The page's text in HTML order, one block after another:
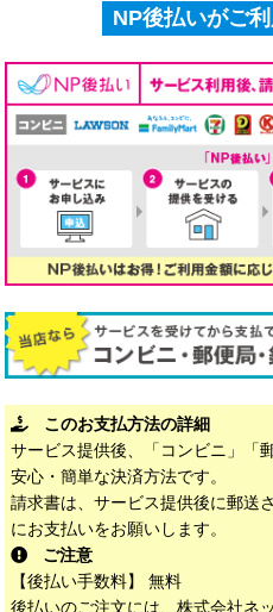
NP後払いがご
このお支払方法の詳細
サービス提供後、「コンビニ」「
安心・簡単な決済方法です。
請求書は、サービス提供後に郵送
にお支払いをお願いします。
ご注意
【後払い手数料】 無料
後払いのご注文には、株式会社ネ